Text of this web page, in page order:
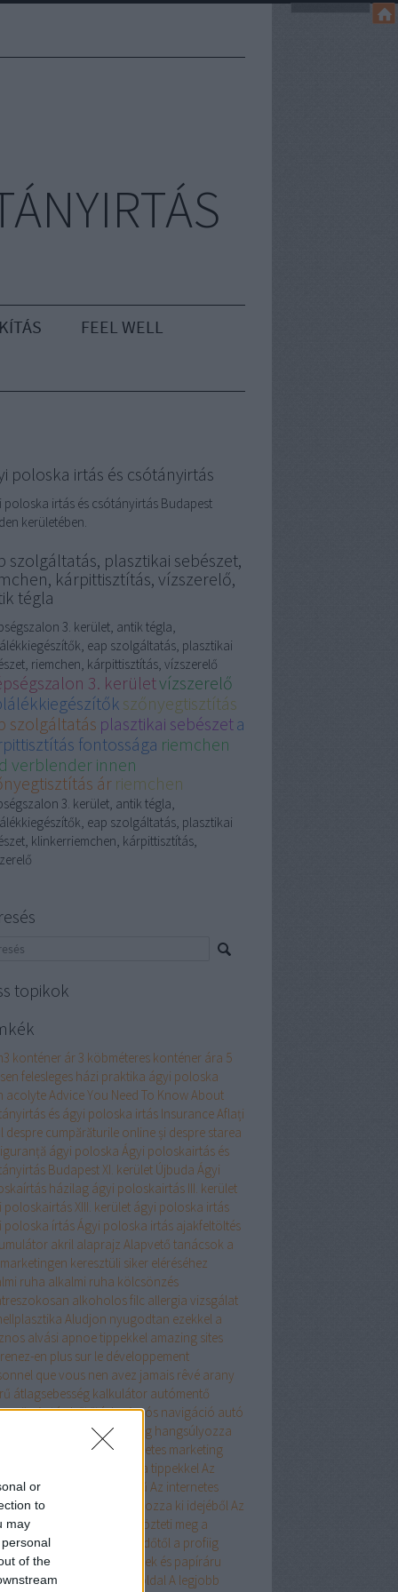
or
to
may
of the
FEEL WELL
poloska irtás és csótányirtás
poloska irtás és csótányirtás Budapest
kerületében.
szolgáltatás, plasztikai sebészet,
kárpittisztítás, vízszerelő,
tégla
3. kerület, antik tégla,
eap szolgáltatás, plasztikai
riemchen, kárpittisztítás, vízszerelő
3. kerületvízszerelő
szőnyegtisztítás
szolgáltatás plasztikai sebészeta
fontossága riemchen
verblender innen
ár riemchen
3. kerület, antik tégla,
eap szolgáltatás, plasztikai
klinkerriemchen, kárpittisztítás,
topikok
konténer ár3 köbméteres konténer ára 5
felesleges házi praktika ágyi poloska
acolyteAdvice You Need To Know About
és ágyi poloska irtás InsuranceAflați
despre cumpărăturile online și despre starea
ágyi poloska Ágyi poloskairtás és
Budapest XI. kerület Újbuda Ágyi
házilag ágyi poloskairtás III. kerület
poloskairtás XIII. kerület ágyi poloska irtás
poloska írtásÁgyi poloska irtás ajakfeltöltés
akril alaprajz Alapvető tanácsok a
keresztüli siker eléréséhez
ruha alkalmi ruha kölcsönzés
alkoholos filc allergia vizsgálat
Aludjon nyugodtan ezekkel a
alvási apnoe tippekkel amazing sites
en plus sur le développement
que vous nen avez jamais rêvé arany
átlagsebesség kalkulátor autómentő
Autós hűtőtáskaAutós navigáció autó
Az internetes marketing hangsúlyozza
Ez a tanács segítAz internetes marketing
fog tenni ezekkel a tippekkelAz
marketing nagyszerű Az internetes
a lehető legtöbbet hozza ki idejébőlAz
Marketing nem különbözteti meg a
vagy a profikat
A kezdőtől a profiig
a kreatív hobby termékek és papíráru
tippekkel
a legjobb oldalA legjobb